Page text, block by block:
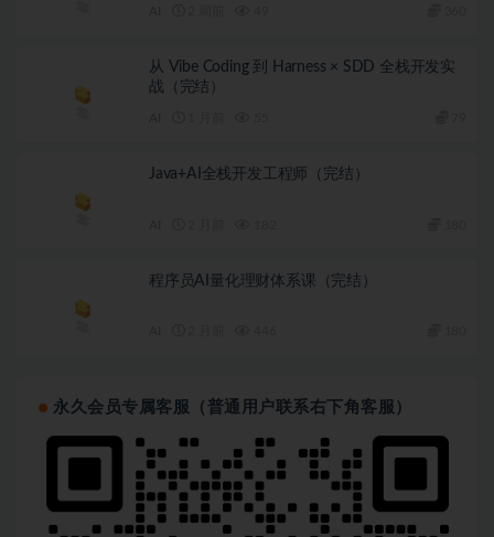
从 Vibe Coding 到 Harness × SDD 全栈开发实
战（完结）
Java+AI全栈开发工程师（完结）
程序员AI量化理财体系课（完结）
永久会员专属客服（普通用户联系右下角客服）